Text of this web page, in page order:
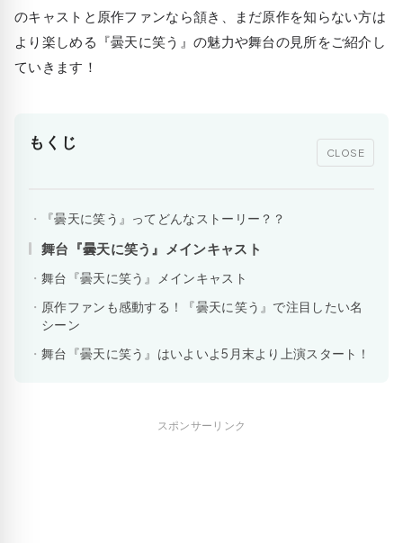
のキャストと原作ファンなら頷き、まだ原作を知らない方は
より楽しめる『曇天に笑う』の魅力や舞台の見所をご紹介し
ていきます！
もくじ
CLOSE
『曇天に笑う』ってどんなストーリー？？
舞台『曇天に笑う』メインキャスト
舞台『曇天に笑う』メインキャスト
原作ファンも感動する！『曇天に笑う』で注目したい名
シーン
舞台『曇天に笑う』はいよいよ5月末より上演スタート！
スポンサーリンク